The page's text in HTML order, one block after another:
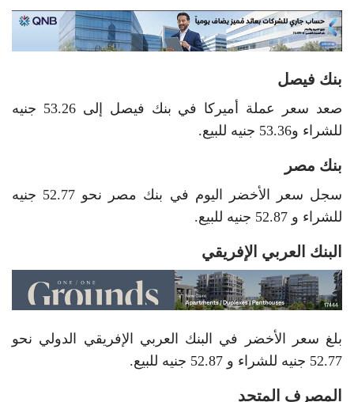
بنك فيصل
صعد سعر عملة أميركا في بنك فيصل إلى 53.26 جنيه
للشراء و53.36 جنيه للبيع.
بنك مصر
سجل سعر الأخضر اليوم في بنك مصر نحو 52.77 جنيه
للشراء و 52.87 جنيه للبيع.
البنك العربي الإفريقي
بلغ سعر الأخضر في البنك العربي الإفريقي الدولي نحو
52.77 جنيه للشراء و 52.87 جنيه للبيع.
المصرف المتحد